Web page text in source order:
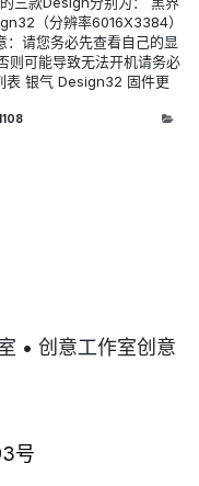
（分辨率6016X3384）
请您务必先查看自己的显
则可能导致无法开机请务必
表 银气 Design32 固件更
• 创意工作室创意
号